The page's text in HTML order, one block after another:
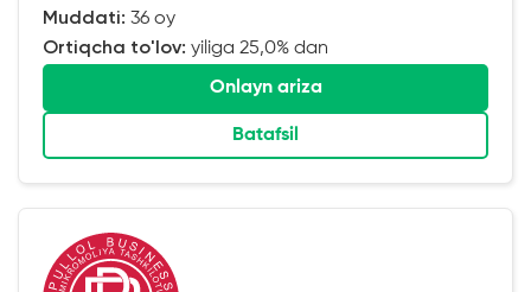
Muddati: 36 oy
Ortiqcha to'lov: yiliga 25,0% dan
Onlayn ariza
Batafsil